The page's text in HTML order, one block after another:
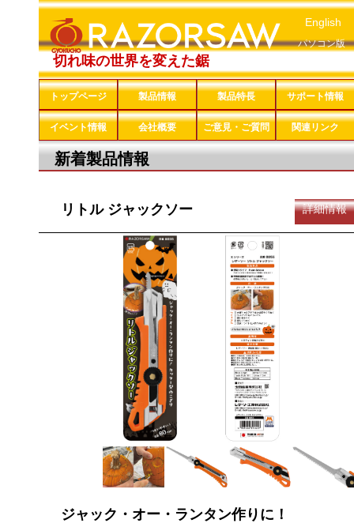
切れ味の世界を変えた鋸
トップページ 製品情報 製品特長 サポート情報
イベント情報 会社概要 ご意見・ご質問 関連リンク
English
パソコン版
新着製品情報
リトル ジャックソー 詳細情報
ジャック・オー・ランタン作りに！